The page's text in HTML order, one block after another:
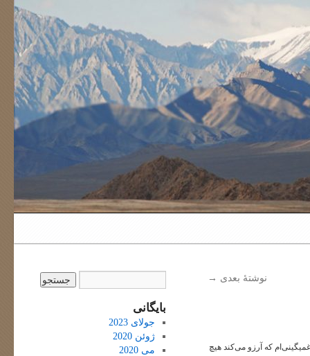
نوشتهٔ بعدی →
که آرزو می‌کند هیچ
بایگانی
جولای 2023
ژوئن 2020
می 2020